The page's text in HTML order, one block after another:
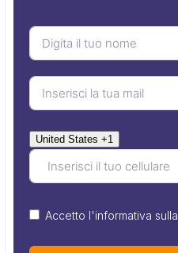
United States +1
Accetto l'informativa sulla